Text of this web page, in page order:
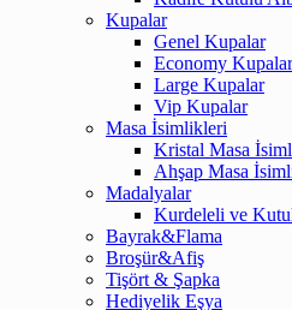
Kupalar
Genel Kupalar
Economy Kupalar
Large Kupalar
Vip Kupalar
Masa İsimlikleri
Kristal Masa
Ahşap Masa
Madalyalar
Kurdeleli ve
Bayrak&Flama
Broşür&Afiş
Tişört & Şapka
Hediyelik Eşya